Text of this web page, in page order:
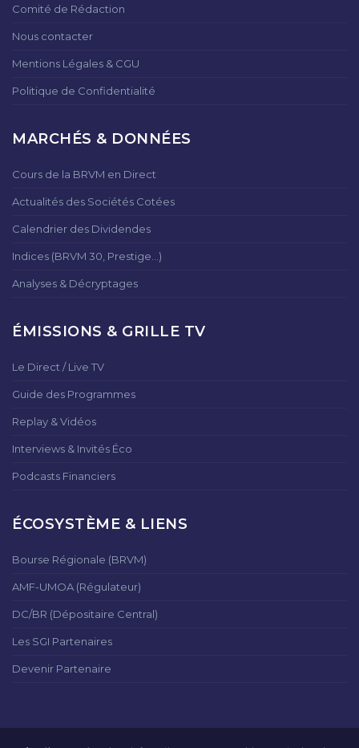
Comité de Rédaction
Nous contacter
Mentions Légales & CGU
Politique de Confidentialité
MARCHÉS & DONNÉES
Cours de la BRVM en Direct
Actualités des Sociétés Cotées
Calendrier des Dividendes
Indices (BRVM 30, Prestige...)
Analyses & Décryptages
ÉMISSIONS & GRILLE TV
Le Direct / Live TV
Guide des Programmes
Replay & Vidéos
Interviews & Invités Éco
Podcasts Financiers
ÉCOSYSTÈME & LIENS
Bourse Régionale (BRVM)
AMF-UMOA (Régulateur)
DC/BR (Dépositaire Central)
Les SGI Partenaires
Devenir Partenaire